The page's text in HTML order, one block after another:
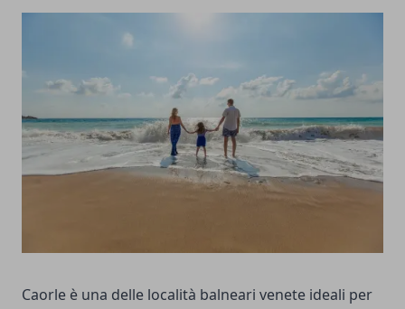
Caorle è una delle località balneari venete ideali per